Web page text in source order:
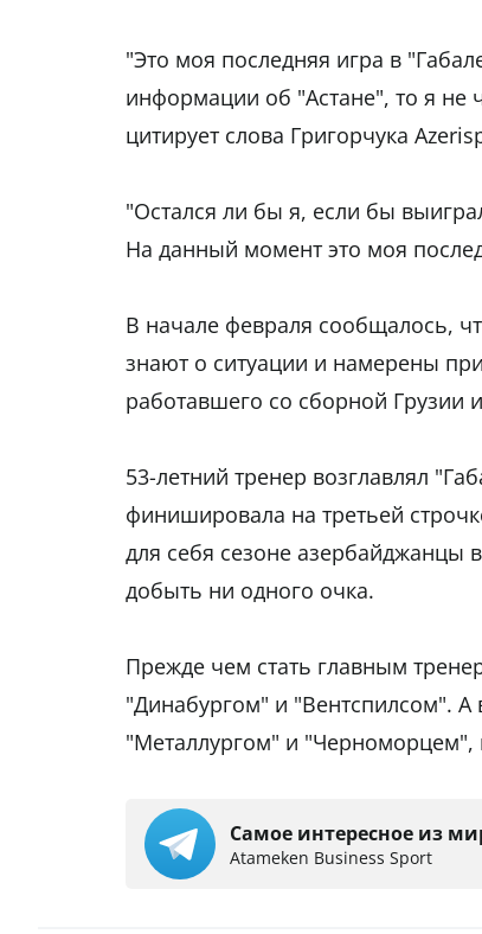
"Это моя последняя игра в
информации об "Астане", то я не
цитирует слова Григорчука
"Остался ли бы я, если бы
На данный момент это моя
В начале февраля сообщалось,
знают о ситуации и намерены
работавшего со сборной Грузии
53-летний тренер возглавлял
финишировала на третьей
для себя сезоне азербайджанцы
добыть ни одного очка.
Прежде чем стать главным
"Динабургом" и "Вентспилсом". А
"Металлургом" и
Самое интересное из
Аtameken Business Sport